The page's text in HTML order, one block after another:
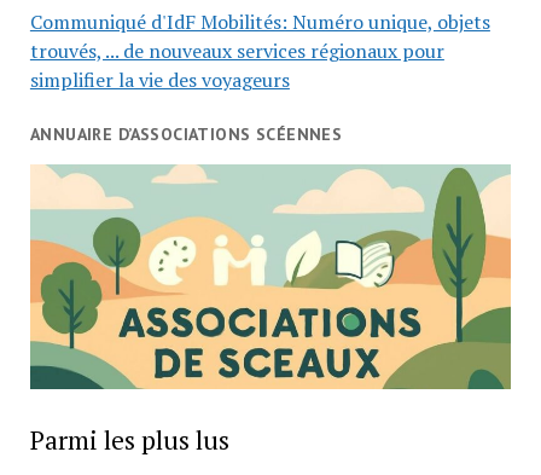
Communiqué d'IdF Mobilités: Numéro unique, objets
trouvés, ... de nouveaux services régionaux pour
simplifier la vie des voyageurs
ANNUAIRE D’ASSOCIATIONS SCÉENNES
Parmi les plus lus